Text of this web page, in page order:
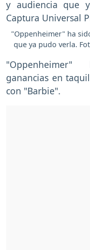
"Oppenheimer" ha
que ya pudo verla.
ganancias en
con "Barbie".